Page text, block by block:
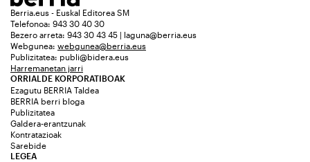
Berria.eus - Euskal Editorea SM
Telefonoa: 943 30 40 30
Bezero arreta: 943 30 43 45 | laguna@berria.eus
Webgunea: webgunea@berria.eus
Publizitatea: publi@bidera.eus
Harremanetan jarri
ORRIALDE KORPORATIBOAK
Ezagutu BERRIA Taldea
BERRIA berri bloga
Publizitatea
Galdera-erantzunak
Kontratazioak
Sarebide
LEGEA